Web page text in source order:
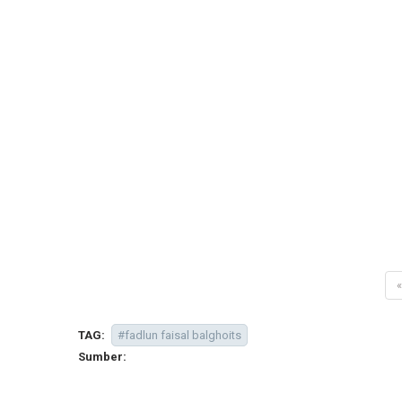
«
TAG:
#fadlun faisal balghoits
Sumber: